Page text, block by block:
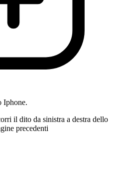
Iphone.
il dito da sinistra a destra dello
precedenti